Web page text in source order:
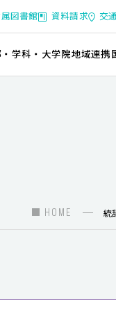
図書館 資料請求 交
学科・大学院地域連携
HOME 統